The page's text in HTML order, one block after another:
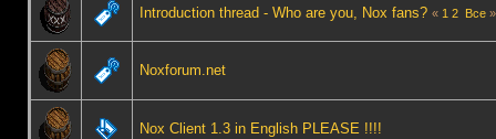
Introduction thread - Who are you, Nox fans? « 1 2 Все»
Noxforum.net
Nox Client 1.3 in English PLEASE !!!!